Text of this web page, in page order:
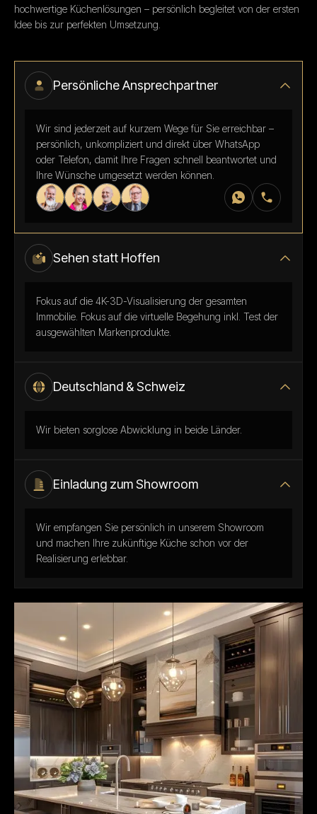
hochwertige Küchenlösungen – persönlich begleitet von der ersten
Idee bis zur perfekten Umsetzung.
Persönliche Ansprechpartner
Wir sind jederzeit auf kurzem Wege für Sie erreichbar –
persönlich, unkompliziert und direkt über WhatsApp
oder Telefon, damit Ihre Fragen schnell beantwortet und
Ihre Wünsche umgesetzt werden können.
Sehen statt Hoffen
Fokus auf die 4K-3D-Visualisierung der gesamten
Immobilie. Fokus auf die virtuelle Begehung inkl. Test der
ausgewählten Markenprodukte.
Deutschland & Schweiz
Wir bieten sorglose Abwicklung in beide Länder.
Einladung zum Showroom
Wir empfangen Sie persönlich in unserem Showroom
und machen Ihre zukünftige Küche schon vor der
Realisierung erlebbar.